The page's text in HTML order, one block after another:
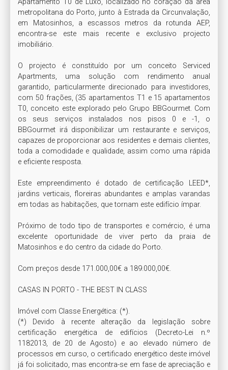
metropolitana do Porto, junto à Estrada da Circunvalação,
em Matosinhos, a escassos metros da rotunda AEP,
encontra-se este mais recente e exclusivo projecto
imobiliário.
O projecto é constituído por um conceito Serviced
Apartments, uma solução com rendimento anual
garantido, particularmente direcionado para investidores,
com 50 frações, (35 apartamentos T1 e 15 apartamentos
T0, conceito este explorado pelo Grupo BBGourmet. Com
os seus serviços instalados nos pisos 0 e -1, o
BBGourmet irá disponibilizar um restaurante e serviços,
capazes de proporcionar aos residentes e demais clientes,
toda a comodidade e qualidade, assim como uma rápida
e eficiente resposta.
Este empreendimento é dotado de certificação LEED*,
jardins verticais, floreiras abundantes e amplas varandas
em todas as habitações, que tornam este edifício ímpar.
Próximo de todo tipo de transportes e comércio, é uma
excelente oportunidade de viver perto da praia de
Matosinhos e do centro da cidade do Porto.
Com preços desde 171.000,00€ a 189.000,00€.
CASAS IN PORTO - THE BEST IN CLASS
Imóvel com Classe Energética: (*).
(*) Devido à recente alteração da legislação sobre
certificação energética de edifícios (Decreto-Lei n.º
1182013, de 20 de Agosto) e ao elevado número de
processos em curso, o certificado energético deste imóvel
já foi solicitado, mas encontra-se em fase de apreciação e